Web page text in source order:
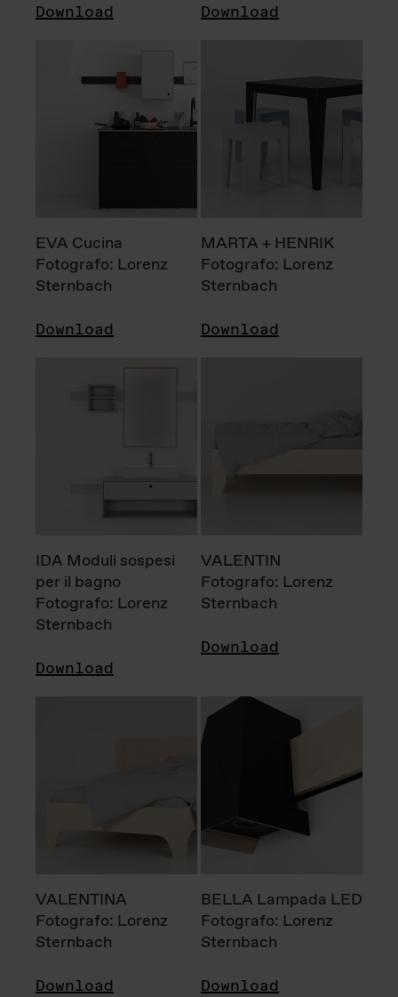
Download Download
EVA Cucina
Fotografo: Lorenz
Sternbach
Download
MARTA + HENRIK
Fotografo: Lorenz
Sternbach
Download
IDA Moduli sospesi
per il bagno
Fotografo: Lorenz
Sternbach
Download
VALENTIN
Fotografo: Lorenz
Sternbach
Download
VALENTINA
Fotografo: Lorenz
Sternbach
Download
BELLA Lampada LED
Fotografo: Lorenz
Sternbach
Download